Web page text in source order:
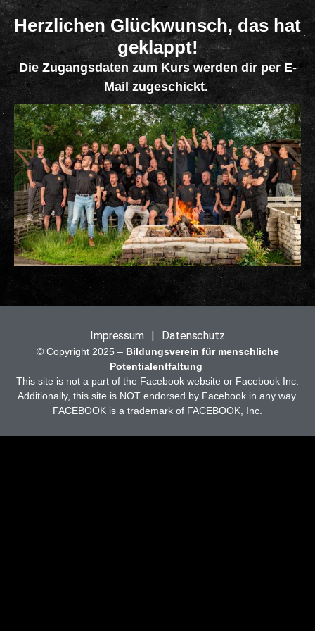
Herzlichen Glückwunsch, das hat
geklappt!
Die Zugangsdaten zum Kurs werden dir per E-
Mail zugeschickt.
Impressum Datenschutz
© Copyright 2025 – Bildungsverein für menschliche
Potentialentfaltung
This site is not a part of the Facebook website or Facebook Inc.
Additionally, this site is NOT endorsed by Facebook in any way.
FACEBOOK is a trademark of FACEBOOK, Inc.